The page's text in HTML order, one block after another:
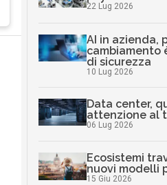
22 Lug 2026
AI in azienda,
cambiamento
di sicurezza
10 Lug 2026
Data center,
attenzione al
06 Lug 2026
Ecosistemi
nuovi modelli
15 Giu 2026